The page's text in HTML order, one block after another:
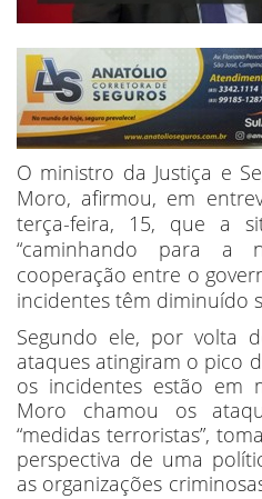
O ministro da Justiça e
Moro, afirmou, em
terça-feira, 15, que a
“caminhando para a
cooperação entre o
incidentes têm diminuído
Segundo ele, por volta
ataques atingiram o pico
os incidentes estão em
Moro chamou os
“medidas terroristas”,
perspectiva de uma
as organizações